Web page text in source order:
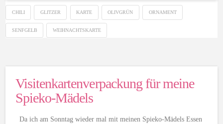
CHILI GLITZER KARTE OLIVGRÜN ORNAMENT
SENFGELB WEIHNACHTSKARTE
Visitenkartenverpackung für meine
Spieko-Mädels
Da ich am Sonntag wieder mal mit meinen Spieko-Mädels Essen